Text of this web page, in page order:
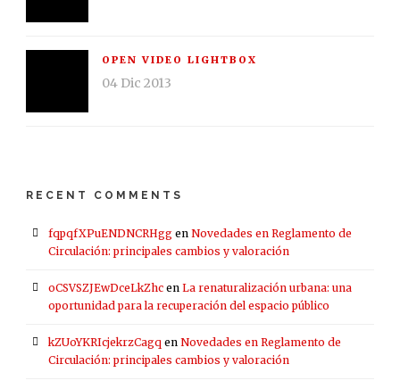
OPEN VIDEO LIGHTBOX
04 Dic 2013
RECENT COMMENTS
fqpqfXPuENDNCRHgg en Novedades en Reglamento de
Circulación: principales cambios y valoración
oCSVSZJEwDceLkZhc en La renaturalización urbana: una
oportunidad para la recuperación del espacio público
kZUoYKRIcjekrzCagq en Novedades en Reglamento de
Circulación: principales cambios y valoración